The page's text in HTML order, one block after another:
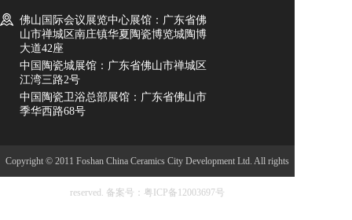
佛山国际会议展览中心展馆：广东省佛
山市禅城区南庄镇华夏陶瓷博览城陶博
大道42座
中国陶瓷城展馆：广东省佛山市禅城区
江湾三路2号
中国陶瓷卫浴总部展馆：广东省佛山市
季华西路68号
Copyright © 2011 Foshan China Ceramics City Development Ltd. All rights
reserved. 备案号：粤ICP备12003697号